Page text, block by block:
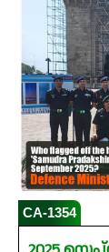
CA-1354